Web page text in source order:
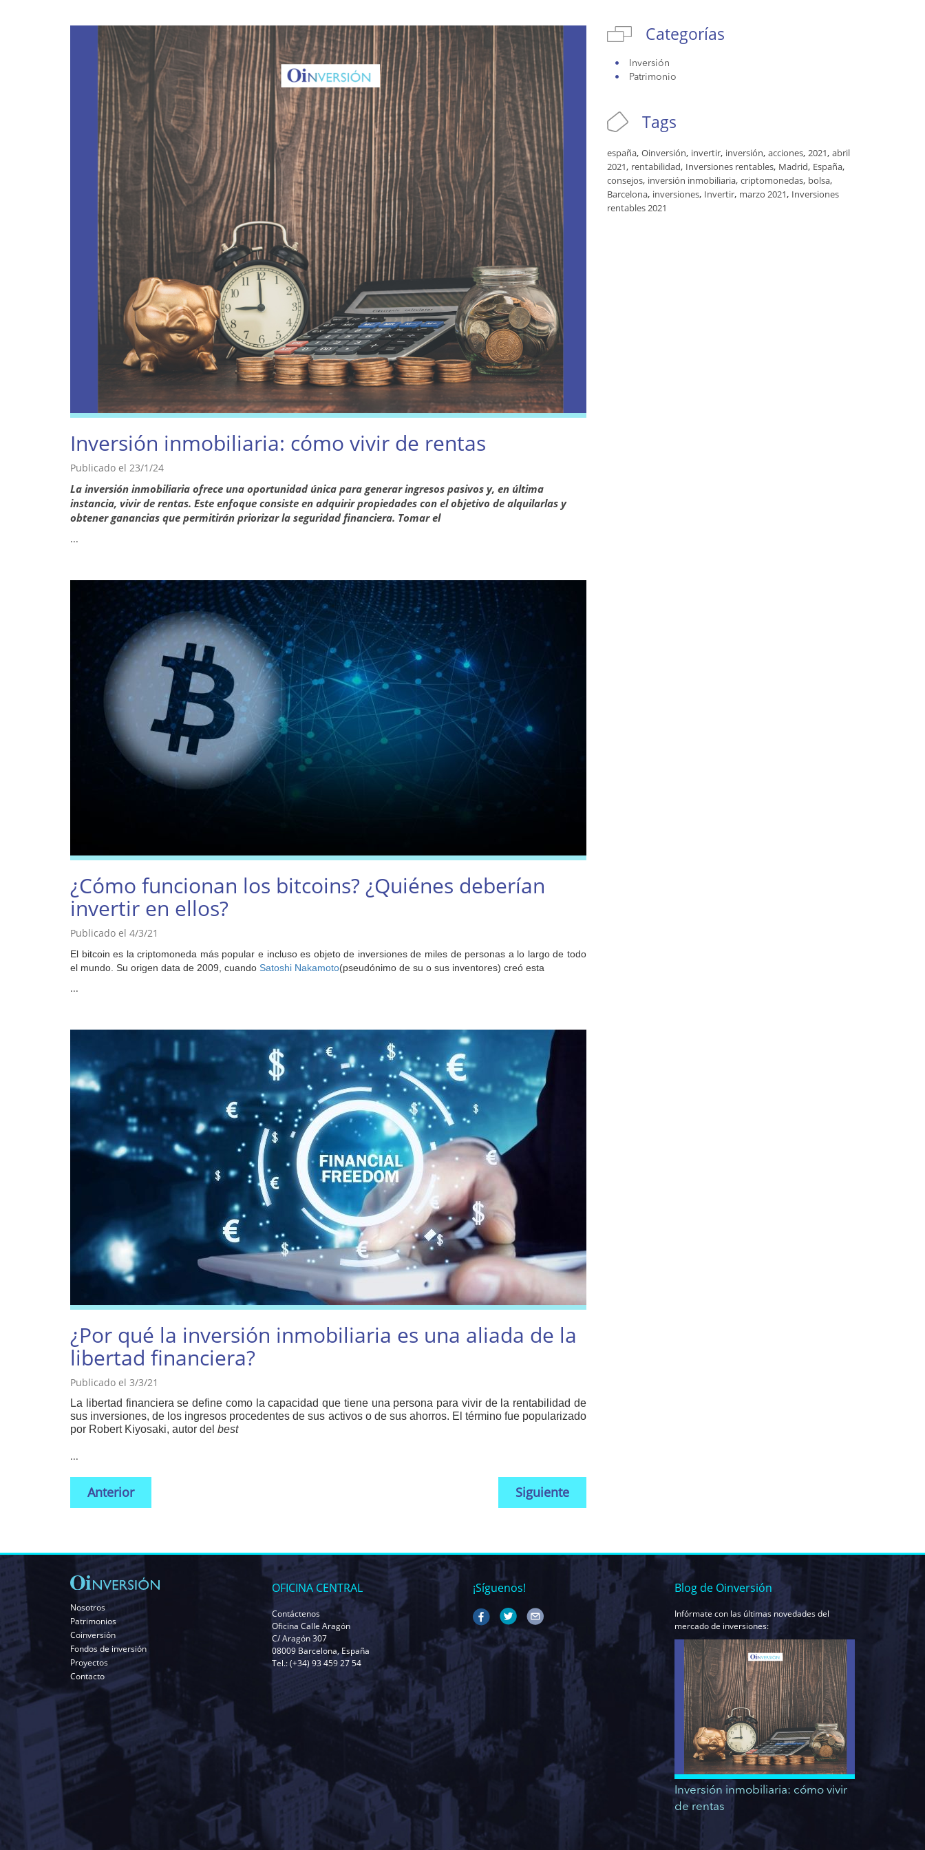
Inversión inmobiliaria: cómo vivir de rentas
Publicado el 23/1/24
La inversión inmobiliaria ofrece una oportunidad única para generar ingresos pasivos y, en última
instancia, vivir de rentas. Este enfoque consiste en adquirir propiedades con el objetivo de alquilarlas y
obtener ganancias que permitirán priorizar la seguridad financiera. Tomar el
...
¿Cómo funcionan los bitcoins? ¿Quiénes deberían
invertir en ellos?
Publicado el 4/3/21
El bitcoin es la criptomoneda más popular e incluso es objeto de inversiones de miles de personas a lo largo de todo
el mundo. Su origen data de 2009, cuando Satoshi Nakamoto(pseudónimo de su o sus inventores) creó esta
...
¿Por qué la inversión inmobiliaria es una aliada de la
libertad financiera?
Publicado el 3/3/21
La libertad financiera se define como la capacidad que tiene una persona para vivir de la rentabilidad de
sus inversiones, de los ingresos procedentes de sus activos o de sus ahorros. El término fue popularizado
por Robert Kiyosaki, autor del best
...
Anterior Siguiente
Categorías
Inversión
Patrimonio
Tags
españa, Oinversión, invertir, inversión, acciones, 2021, abril
2021, rentabilidad, Inversiones rentables, Madrid, España,
consejos, inversión inmobiliaria, criptomonedas, bolsa,
Barcelona, inversiones, Invertir, marzo 2021, Inversiones
rentables 2021
Nosotros
Patrimonios
Coinversión
Fondos de inversión
Proyectos
Contacto
OFICINA CENTRAL
Contáctenos
Oficina Calle Aragón
C/ Aragón 307
08009 Barcelona, España
Tel.: (+34) 93 459 27 54
¡Síguenos! Blog de Oinversión
Infórmate con las últimas novedades del
mercado de inversiones:
Inversión inmobiliaria: cómo vivir
de rentas